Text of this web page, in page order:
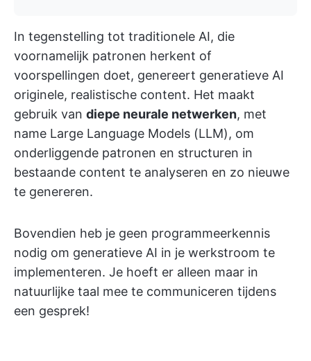
In tegenstelling tot traditionele AI, die
voornamelijk patronen herkent of
voorspellingen doet, genereert generatieve AI
originele, realistische content. Het maakt
gebruik van diepe neurale netwerken, met
name Large Language Models (LLM), om
onderliggende patronen en structuren in
bestaande content te analyseren en zo nieuwe
te genereren.
Bovendien heb je geen programmeerkennis
nodig om generatieve AI in je werkstroom te
implementeren. Je hoeft er alleen maar in
natuurlijke taal mee te communiceren tijdens
een gesprek!